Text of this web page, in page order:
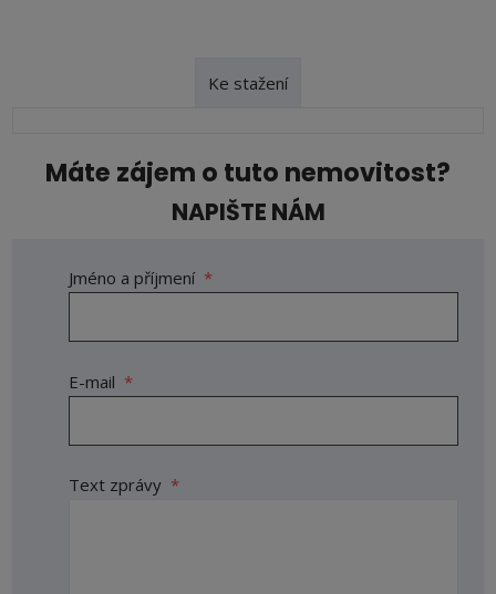
Ke stažení
Máte zájem o tuto nemovitost?
NAPIŠTE NÁM
Jméno a příjmení *
E-mail *
Text zprávy *